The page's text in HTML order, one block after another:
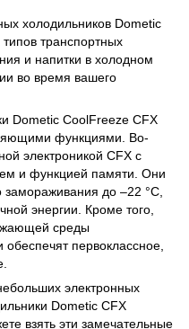
холодильников Dometic
транспортных
и напитки в холодном
во время вашего
Dometic CoolFreeze CFX
функциями. Во-
электроникой CFX с
и функцией памяти. Они
замораживания до –22 °C,
энергии. Кроме того,
среды
первоклассное,
электронных
Dometic CFX
взять эти замечательные